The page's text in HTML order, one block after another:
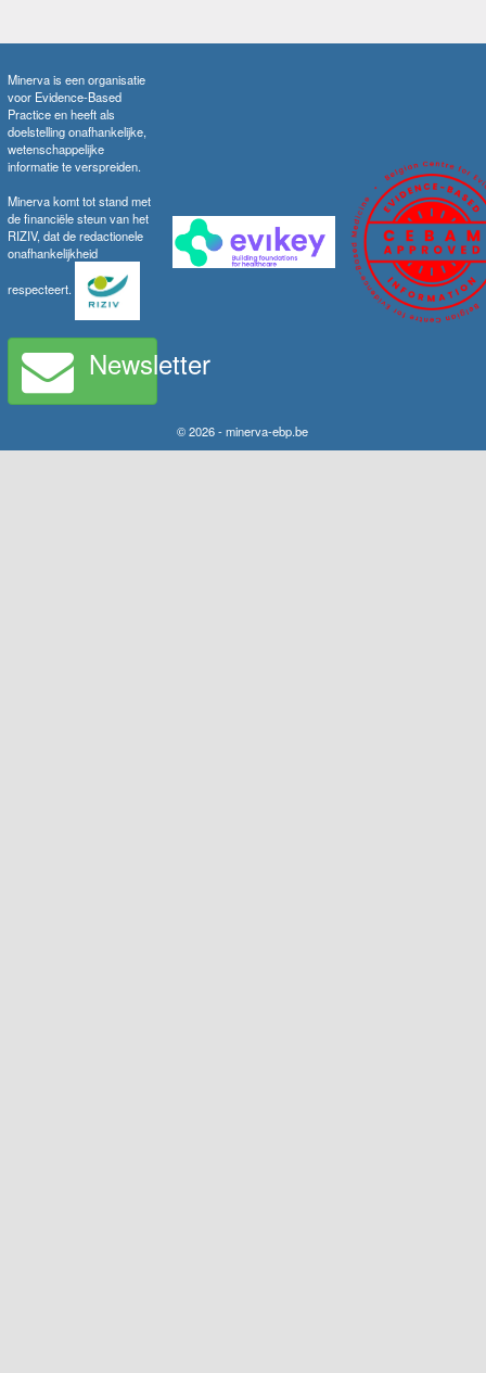
Minerva is een organisatie
voor Evidence-Based
Practice en heeft als
doelstelling onafhankelijke,
wetenschappelijke
informatie te verspreiden.
Minerva komt tot stand met
de financiële steun van het
RIZIV, dat de redactionele
onafhankelijkheid
respecteert.
Newsletter
© 2026 - minerva-ebp.be